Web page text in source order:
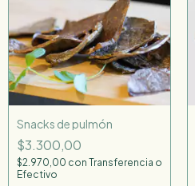
Snacks de pulmón
$3.300,00
$2.970,00 con Transferencia o
Efectivo